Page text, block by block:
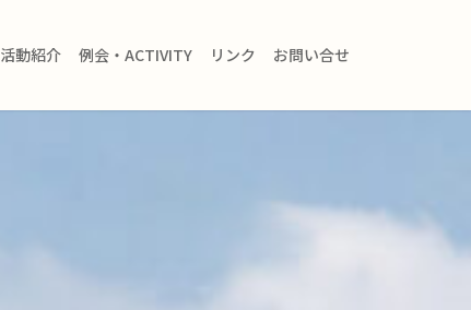
活動紹介 例会・ACTIVITY リンク お問い合せ